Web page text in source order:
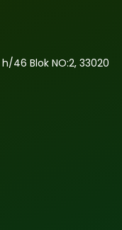
46 Blok NO:2, 33020